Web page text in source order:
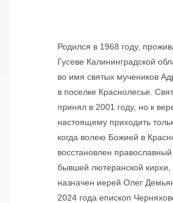
Родился в 1968 году,
Гусеве Калининградской
во имя святых мучеников
в поселке Краснолесье.
принял в 2001 году, но к
настоящему приходить
когда волею Божией в
восстановлен
бывшей лютеранской кирхи,
назначен иерей Олег
2024 года епископ